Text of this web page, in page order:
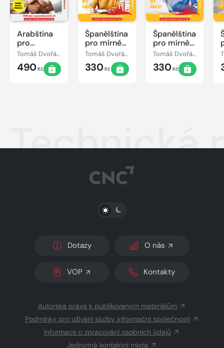
Arabština
pro
začátečníkyTomáš Dvořáček
490Kč
Španělština
pro mírně
pokročilé
B1, část 2
Tomáš Dvořáček, Jeff Short, Kateřina Dvořáčková, Alena Sasínová
330Kč
Španělština
pro mírně
pokročilé
B1, část 1
Tomáš Dvořáček, Jeff Short, Kateřina Dvořáčková, Alena Sasínová
330Kč
Technická
PŘEPNOUT SVĚTLÝ/TMAVÝ REŽIM
Dotazy O nás
VOP Kontakty
Autorská práva k publikovaným materiálům
Podmínky pro užívání služby informační společnosti
Informace o zpracování osobních údajů
Jednotná kontaktní místa